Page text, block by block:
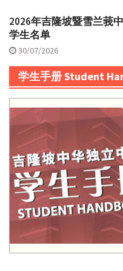
2026年吉隆坡暨雪兰莪
学生名单
30/07/2026
学生手册 Student